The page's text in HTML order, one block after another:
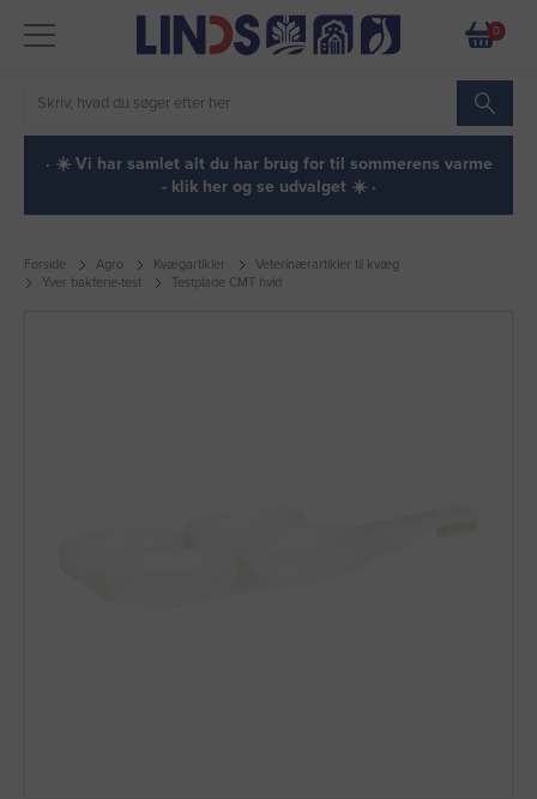
0
· ☀️ Vi har samlet alt du har brug for til sommerens varme
- klik her og se udvalget ☀️ ·
Forside Agro Kvægartikler
Veterinærartikler til kvæg
Yver bakterie-test
Testplade CMT hvid